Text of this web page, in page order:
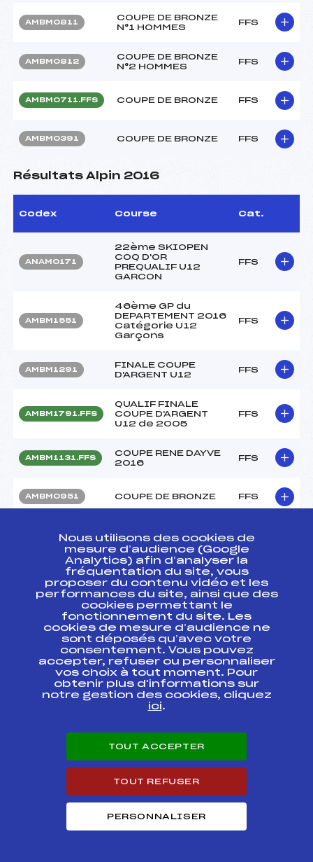
AMBM0811
COUPE DE BRONZE
N°1 HOMMES
FFS
AMBM0812
COUPE DE BRONZE
N°2 HOMMES
FFS
AMBM0711.FFS COUPE DE BRONZE FFS
AMBM0391 COUPE DE BRONZE FFS
Résultats Alpin 2016
Codex Course Cat.
ANAM0171
22ème SKIOPEN
COQ D'OR
PREQUALIF U12
GARCON
FFS
AMBM1551
46ème GP du
DEPARTEMENT 2016
Catégorie U12
Garçons
FFS
AMBM1291
FINALE COUPE
D'ARGENT U12
FFS
AMBM1791.FFS
QUALIF FINALE
COUPE D'ARGENT
U12 de 2005
FFS
AMBM1131.FFS
COUPE RENE DAYVE
2016
FFS
AMBM0951 COUPE DE BRONZE FFS
AMBM0821 COUPE DE BRONZE FFS
COUPE DE BRONZE
U12 SAINT-
GERVAIS
FFS
AMBM0351
COUPE BRONZE
CORDON U12
GARCONS
FFS
Résultats Alpin 2015
GENERAL 2015 U10
Microbes Garçons
AMBM1601 FFS
Nous utilisons des cookies de
mesure d’audience (Google
Analytics) afin d’analyser la
fréquentation du site, vous
proposer du contenu vidéo et les
performances du site, ainsi que des
cookies permettant le
fonctionnement du site. Les
cookies de mesure d’audience ne
sont déposés qu’avec votre
consentement. Vous pouvez
accepter, refuser ou personnaliser
vos choix à tout moment. Pour
obtenir plus d'informations sur
notre gestion des cookies, cliquez
ici.
TOUT ACCEPTER
TOUT REFUSER
PERSONNALISER